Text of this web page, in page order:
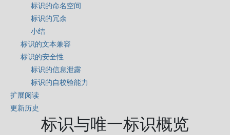
标识的命名空间
标识的冗余
小结
标识的文本兼容
标识的安全性
标识的信息泄露
标识的自校验能力
扩展阅读
更新历史
标识与唯一标识概览